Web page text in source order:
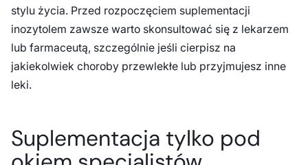
stylu życia. Przed rozpoczęciem suplementacji
inozytolem zawsze warto skonsultować się z lekarzem
lub farmaceutą, szczególnie jeśli cierpisz na
jakiekolwiek choroby przewlekłe lub przyjmujesz inne
leki.
Suplementacja tylko pod